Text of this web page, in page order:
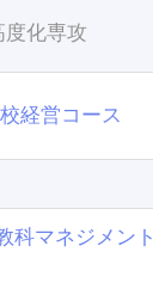
化専攻
経営コース
科マネジメント